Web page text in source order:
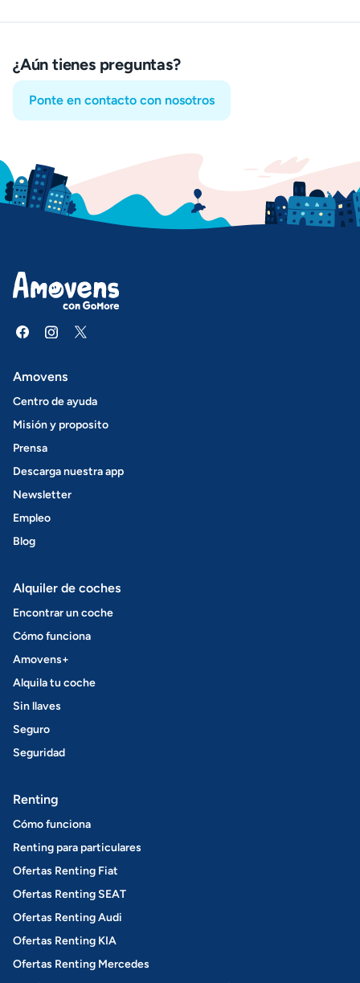
¿Aún tienes preguntas?
Ponte en contacto con nosotros
Amovens
Centro de ayuda
Misión y proposito
Prensa
Descarga nuestra app
Newsletter
Empleo
Blog
Alquiler de coches
Encontrar un coche
Cómo funciona
Amovens+
Alquila tu coche
Sin llaves
Seguro
Seguridad
Renting
Cómo funciona
Renting para particulares
Ofertas Renting Fiat
Ofertas Renting SEAT
Ofertas Renting Audi
Ofertas Renting KIA
Ofertas Renting Mercedes